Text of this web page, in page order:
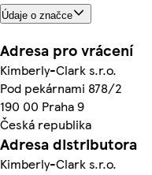
Údaje o značce
Adresa pro vrácení
Kimberly-Clark s.r.o.
Pod pekárnami 878/2
190 00 Praha 9
Česká republika
Adresa distributora
Kimberly-Clark s.r.o.